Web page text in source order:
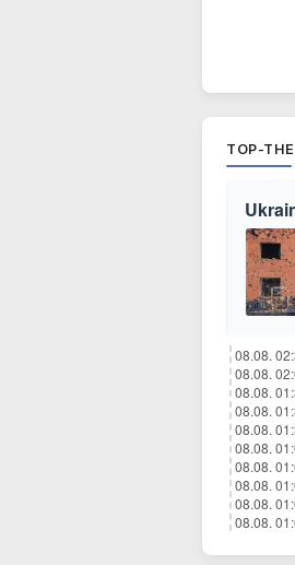
TOP-
08.08.
08.08.
08.08.
08.08.
08.08.
08.08.
08.08.
08.08.
08.08.
08.08.